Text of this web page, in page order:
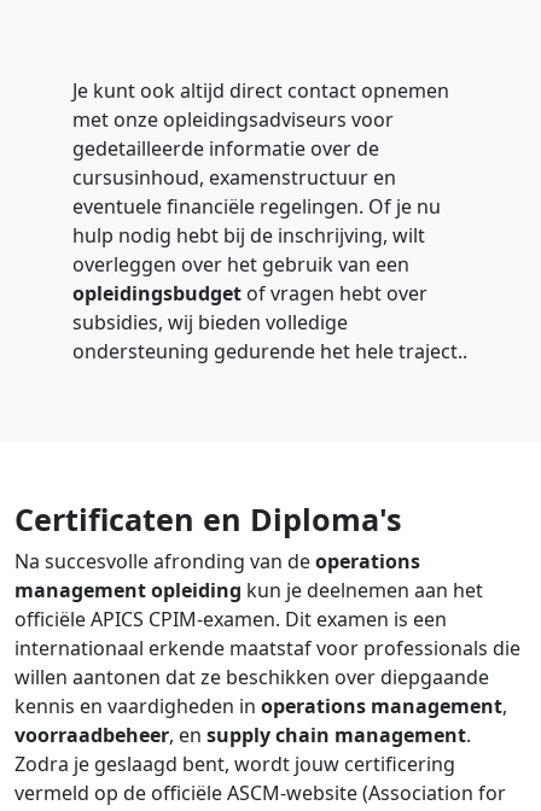
Je kunt ook altijd direct contact opnemen
met onze opleidingsadviseurs voor
gedetailleerde informatie over de
cursusinhoud, examenstructuur en
eventuele financiële regelingen. Of je nu
hulp nodig hebt bij de inschrijving, wilt
overleggen over het gebruik van een
opleidingsbudget of vragen hebt over
subsidies, wij bieden volledige
ondersteuning gedurende het hele traject..
Certificaten en Diploma's
Na succesvolle afronding van deoperations
management opleiding kun je deelnemen aan het
officiële APICS CPIM-examen. Dit examen is een
internationaal erkende maatstaf voor professionals die
willen aantonen dat ze beschikken over diepgaande
kennis en vaardigheden in operations management,
voorraadbeheer, en supply chain management.
Zodra je geslaagd bent, wordt jouw certificering
vermeld op de officiële ASCM-website (Association for